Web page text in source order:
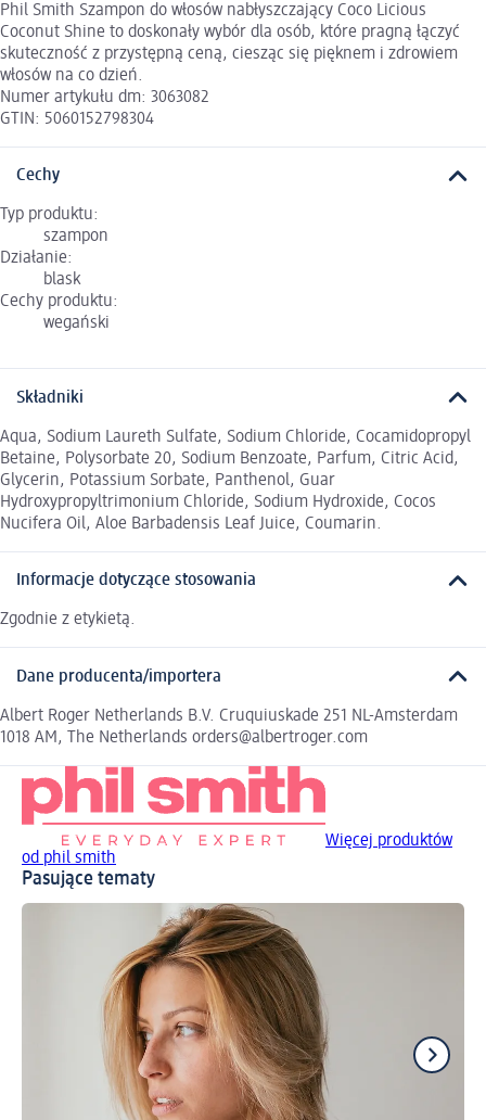
Phil Smith Szampon do włosów nabłyszczający Coco Licious
Coconut Shine to doskonały wybór dla osób, które pragną łączyć
skuteczność z przystępną ceną, ciesząc się pięknem i zdrowiem
włosów na co dzień.
Numer artykułu dm: 3063082
GTIN: 5060152798304
Cechy
Typ produktu:
szampon
Działanie:
blask
Cechy produktu:
wegański
Składniki
Aqua, Sodium Laureth Sulfate, Sodium Chloride, Cocamidopropyl
Betaine, Polysorbate 20, Sodium Benzoate, Parfum, Citric Acid,
Glycerin, Potassium Sorbate, Panthenol, Guar
Hydroxypropyltrimonium Chloride, Sodium Hydroxide, Cocos
Nucifera Oil, Aloe Barbadensis Leaf Juice, Coumarin.
Informacje dotyczące stosowania
Zgodnie z etykietą.
Dane producenta/importera
Albert Roger Netherlands B.V. Cruquiuskade 251 NL-Amsterdam
1018 AM, The Netherlands orders@albertroger.com
Więcej produktów
od phil smith
Pasujące tematy